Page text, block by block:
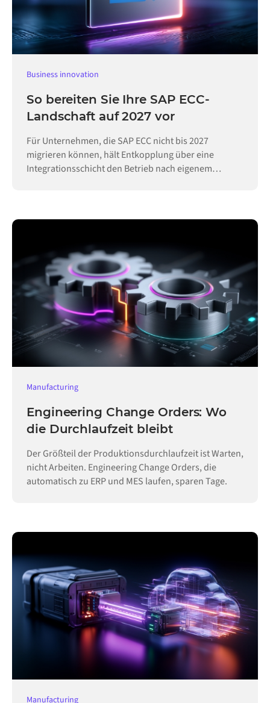
Business innovation
So bereiten Sie Ihre SAP ECC-
Landschaft auf 2027 vor
Für Unternehmen, die SAP ECC nicht bis 2027
migrieren können, hält Entkopplung über eine
Integrationsschicht den Betrieb nach eigenem
Manufacturing
Engineering Change Orders: Wo
die Durchlaufzeit bleibt
Der Größteil der Produktionsdurchlaufzeit ist Warten,
nicht Arbeiten. Engineering Change Orders, die
automatisch zu ERP und MES laufen, sparen Tage.
Manufacturing